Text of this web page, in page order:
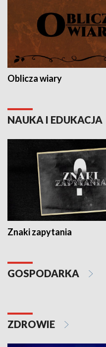
Oblicza wiary
NAUKA I EDUKACJA
Znaki zapytania
GOSPODARKA
ZDROWIE